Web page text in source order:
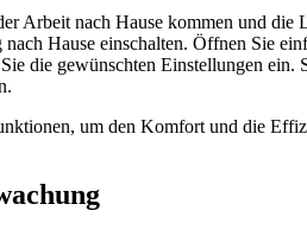
Arbeit nach Hause kommen und die
Hause einschalten. Öffnen Sie
die gewünschten Einstellungen ein.
um den Komfort und die